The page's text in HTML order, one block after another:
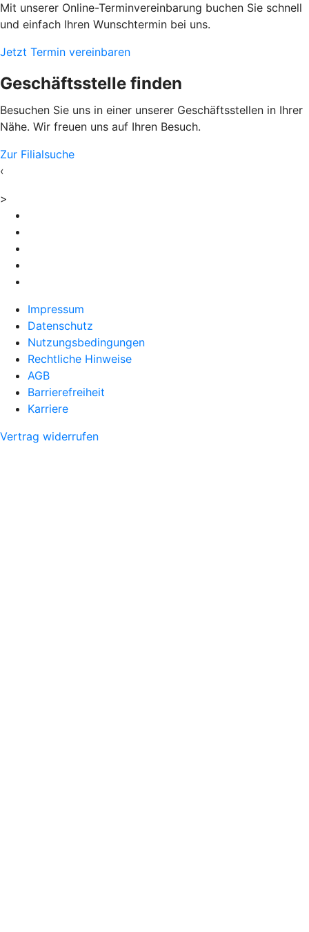
Mit unserer Online-Terminvereinbarung buchen Sie schnell
und einfach Ihren Wunschtermin bei uns.
Jetzt Termin vereinbaren
Geschäftsstelle finden
Besuchen Sie uns in einer unserer Geschäftsstellen in Ihrer
Nähe. Wir freuen uns auf Ihren Besuch.
Zur Filialsuche
‹
>
Impressum
Datenschutz
Nutzungsbedingungen
Rechtliche Hinweise
AGB
Barrierefreiheit
Karriere
Vertrag widerrufen